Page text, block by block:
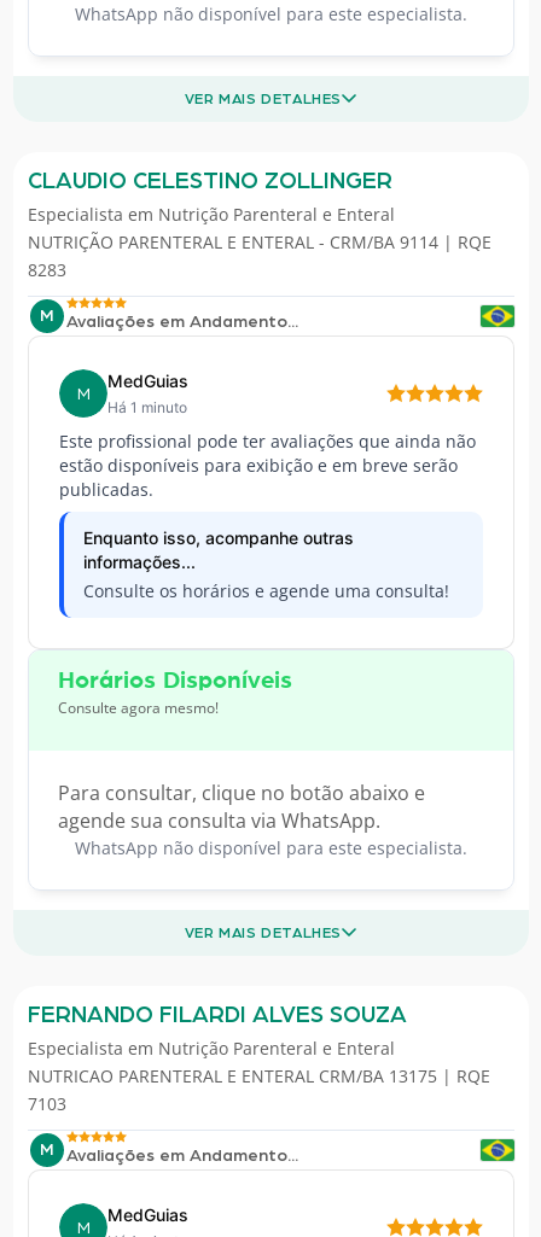
WhatsApp não disponível para este especialista.
VER MAIS DETALHES
CLAUDIO CELESTINO ZOLLINGER
Especialista em Nutrição Parenteral e Enteral
NUTRIÇÃO PARENTERAL E ENTERAL - CRM/BA 9114 | RQE
8283
M Avaliações em Andamento...
M
MedGuias
Há 1 minuto
Este profissional pode ter avaliações que ainda não
estão disponíveis para exibição e em breve serão
publicadas.
Enquanto isso, acompanhe outras
informações...
Consulte os horários e agende uma consulta!
Horários Disponíveis
Consulte agora mesmo!
Para consultar, clique no botão abaixo e
agende sua consulta via WhatsApp.
WhatsApp não disponível para este especialista.
VER MAIS DETALHES
FERNANDO FILARDI ALVES SOUZA
Especialista em Nutrição Parenteral e Enteral
NUTRICAO PARENTERAL E ENTERAL CRM/BA 13175 | RQE
7103
M Avaliações em Andamento...
M
MedGuias